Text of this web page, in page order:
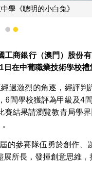
學《聰明的小白兔》
1 2
工商銀行（澳門）股份
日在中葡職業技術學校禮
過激烈的角逐，經評判
間學校獲評為甲級及4
賽結果請瀏覽教青局學
的參賽隊伍勇於創作、
所長，發揮創意思維